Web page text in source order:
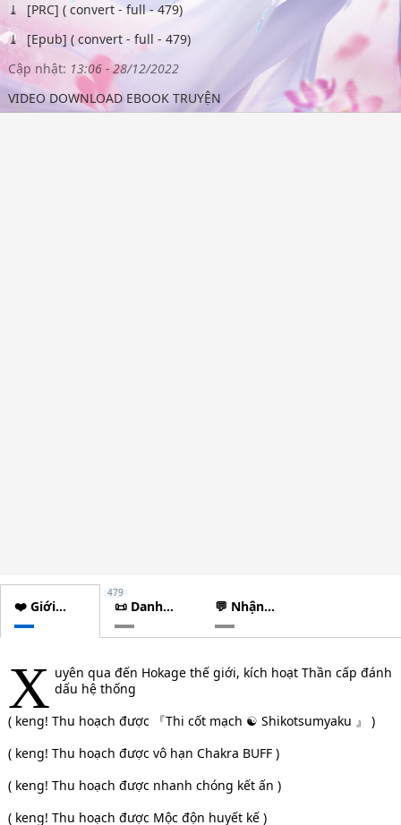
[PRC] ( convert - full - 479)
[Epub] ( convert - full - 479)
Cập nhật: 13:06 - 28/12/2022
VIDEO DOWNLOAD EBOOK TRUYỆN
❤️ Giới
thiệu
📜 Danh
sách
chương
479
💬 Nhận
xét
X uyên qua đến Hokage thế giới, kích hoạt Thần cấp đánh
dấu hệ thống
( keng! Thu hoạch được 『Thi cốt mạch ☯ Shikotsumyaku 』 )
( keng! Thu hoạch được vô hạn Chakra BUFF )
( keng! Thu hoạch được nhanh chóng kết ấn )
( keng! Thu hoạch được Mộc độn huyết kế )